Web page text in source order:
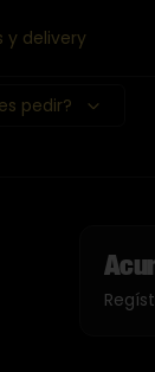
y delivery
pedir?